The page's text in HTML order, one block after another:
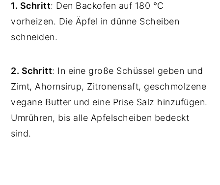
1. Schritt: Den Backofen auf 180 °C
vorheizen. Die Äpfel in dünne Scheiben
schneiden.
2. Schritt: In eine große Schüssel geben und
Zimt, Ahornsirup, Zitronensaft, geschmolzene
vegane Butter und eine Prise Salz hinzufügen.
Umrühren, bis alle Apfelscheiben bedeckt
sind.